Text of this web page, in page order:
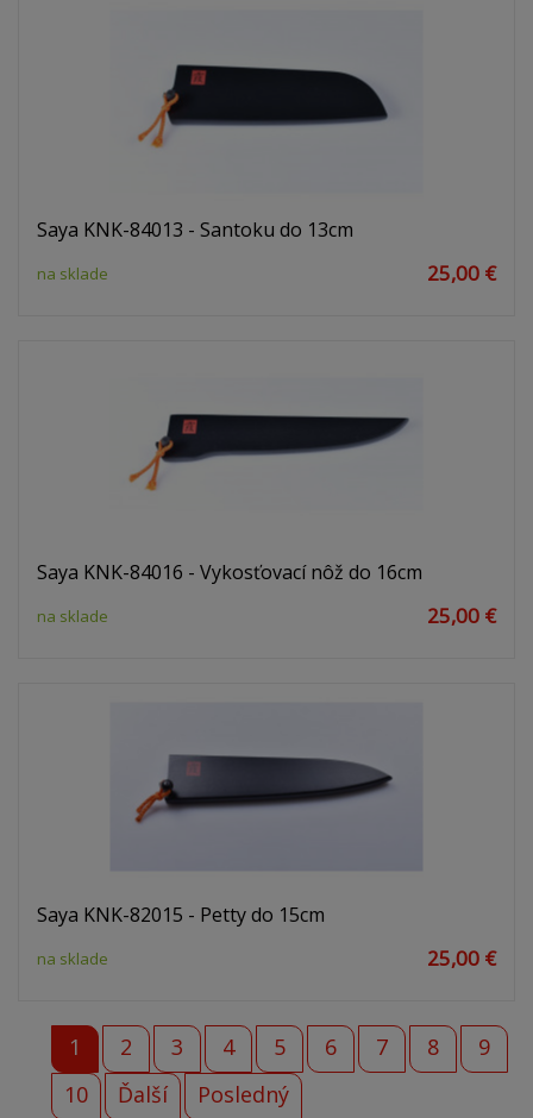
Saya KNK-84013 - Santoku do 13cm
na sklade 25,00 €
Saya KNK-84016 - Vykosťovací nôž do 16cm
na sklade 25,00 €
Saya KNK-82015 - Petty do 15cm
na sklade 25,00 €
1 2 3 4 5 6 7 8
9
10
Ďalší Posledný